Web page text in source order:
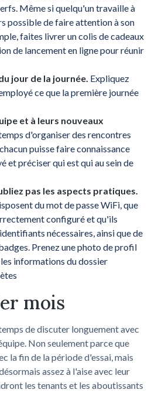
Même si quelqu'un travaille à
possible de faire attention à son
faites livrer un colis de cadeaux
de lancement en ligne pour réunir
jour de la journée. Expliquez
ce que la première journée
et à leurs nouveaux
d'organiser des rencontres
puisse faire connaissance
et préciser qui est qui au sein de
pas les aspects pratiques.
du mot de passe WiFi, que
configuré et qu'ils
nécessaires, ainsi que de
Prenez une photo de profil
informations du dossier
mois
de discuter longuement avec
Non seulement parce que
la fin de la période d'essai, mais
assez à l'aise avec leur
les tenants et les aboutissants